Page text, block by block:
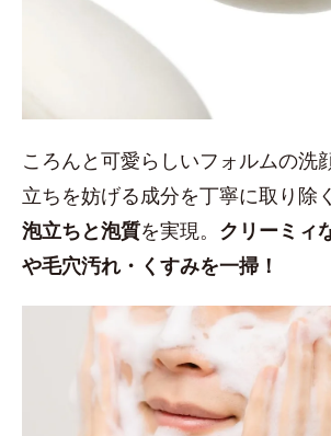
ころんと可愛らしいフォルムの洗
立ちを妨げる成分を丁寧に取り除
泡立ちと泡質を実現。 クリーミィ
や毛穴汚れ・くすみを一掃！